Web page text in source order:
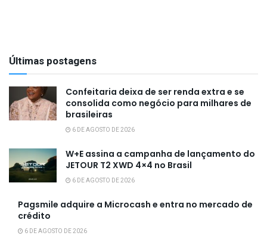
Últimas postagens
Confeitaria deixa de ser renda extra e se
consolida como negócio para milhares de
brasileiras
6 DE AGOSTO DE 2026
W+E assina a campanha de lançamento do
JETOUR T2 XWD 4×4 no Brasil
6 DE AGOSTO DE 2026
Pagsmile adquire a Microcash e entra no mercado de
crédito
6 DE AGOSTO DE 2026